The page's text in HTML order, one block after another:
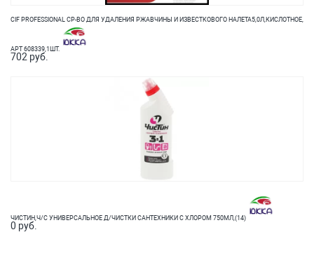
CIF PROFESSIONAL СР-ВО ДЛЯ УДАЛЕНИЯ РЖАВЧИНЫ И ИЗВЕСТКОВОГО НАЛЕТА5,0Л,КИСЛОТНОЕ,
АРТ 608339,1ШТ.
702 руб.
ЧИСТИН,Ч/С УНИВЕРСАЛЬНОЕ Д/ЧИСТКИ САНТЕХНИКИ С ХЛОРОМ 750МЛ,(14)
0 руб.